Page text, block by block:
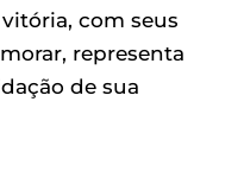
com seus
representa
de sua